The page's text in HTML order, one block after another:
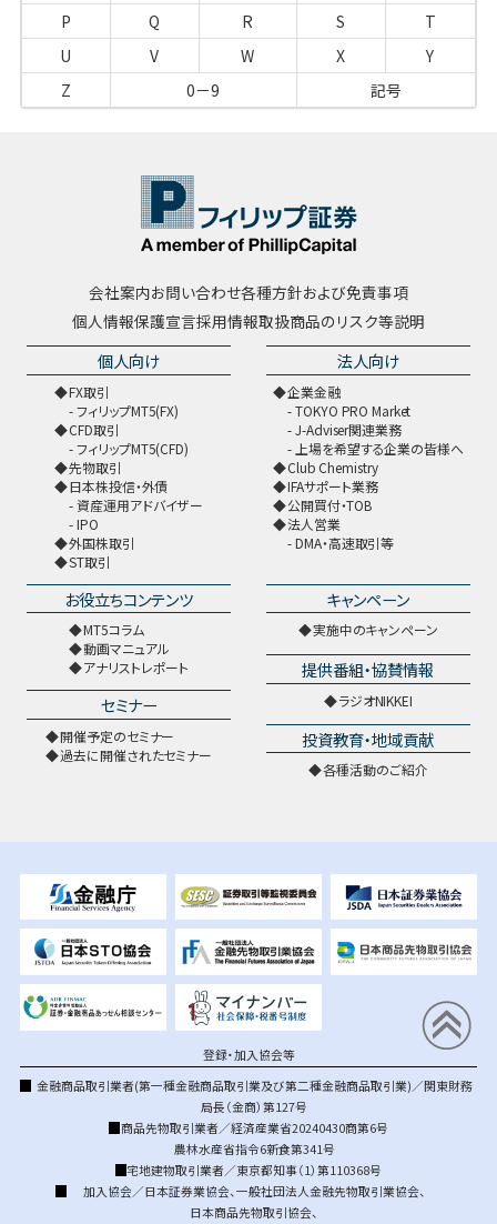
P
Q R S
T
U
V W X
Y
Z
0－9 記号
会社案内お問い合わせ各種方針および免責事項
個人情報保護宣言採用情報取扱商品のリスク等説明
個人向け
FX取引
フィリップMT5(FX)
CFD取引
フィリップMT5(CFD)
先物取引
日本株投信・外債
資産運用アドバイザー
IPO
外国株取引
ST取引
法人向け
企業金融
TOKYO PRO Market
J-Adviser関連業務
上場を希望する企業の皆様へ
Club Chemistry
IFAサポート業務
公開買付・TOB
法人営業
DMA・高速取引等
お役立ちコンテンツ
MT5コラム
動画マニュアル
アナリストレポート
セミナー
開催予定のセミナー
過去に開催されたセミナー
キャンペーン
実施中のキャンペーン
提供番組・協賛情報
ラジオNIKKEI
投資教育・地域貢献
各種活動のご紹介
登録・加入協会等
金融商品取引業者(第一種金融商品取引業及び第二種金融商品取引業)／関東財務
局長（金商）第127号
商品先物取引業者／経済産業省20240430商第6号
農林水産省指令6新食第341号
宅地建物取引業者／東京都知事（1）第110368号
加入協会／日本証券業協会、 一般社団法人金融先物取引業協会、
日本商品先物取引協会、